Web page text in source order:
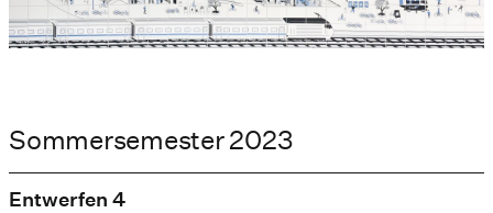
Sommersemester 2023
Entwerfen 4